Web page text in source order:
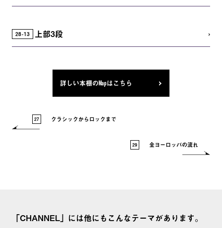
28 13 上部3段
詳しい本棚のMapはこちら
27 クラシックからロックまで
29 全ヨーロッパの流れ
「CHANNEL」には他にもこんなテーマがあります。